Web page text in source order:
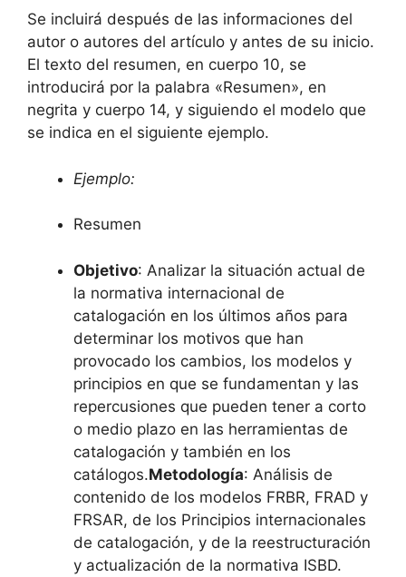
Se incluirá después de las informaciones del
autor o autores del artículo y antes de su inicio.
El texto del resumen, en cuerpo 10, se
introducirá por la palabra «Resumen», en
negrita y cuerpo 14, y siguiendo el modelo que
se indica en el siguiente ejemplo.
Ejemplo:
Resumen
Objetivo: Analizar la situación actual de
la normativa internacional de
catalogación en los últimos años para
determinar los motivos que han
provocado los cambios, los modelos y
principios en que se fundamentan y las
repercusiones que pueden tener a corto
o medio plazo en las herramientas de
catalogación y también en los
catálogos.Metodología: Análisis de
contenido de los modelos FRBR, FRAD y
FRSAR, de los Principios internacionales
de catalogación, y de la reestructuración
y actualización de la normativa ISBD.